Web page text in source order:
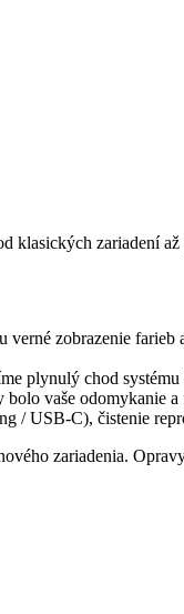
klasických zariadení
zobrazenie
plynulý chod
vaše odomykanie
/ USB-C), čistenie
zariadenia.